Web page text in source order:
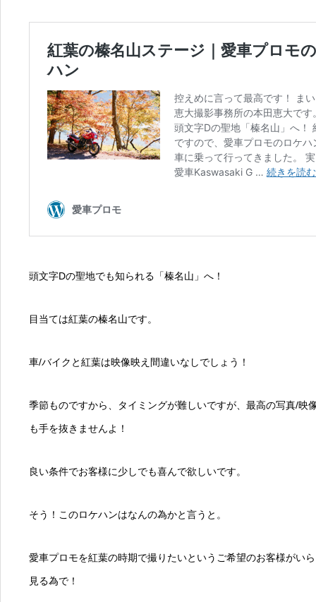
ルの大切さを学びました。 「輝きを永遠に」をテーマに撮影業務を行っております。 【業
務内容】 ・写真/動画撮影 ・写真編集 ・動画制作 ・空撮（ドローン） 【使用
Photoshop ・Lightroom ・Premiere Pro ・AfterEffects ・Capture One
Instagram｜https://www.instagram.com/
https://twitter.com/keita_honda ・Facebook｜https://
facebook page｜https://www.facebook.com/PB66NINJA ・
https://www.youtube.com/channel/
https://www.tiktok.com/@honda_keita_photography ・ブログ
田恵大撮影事務所 ステージ2（YouTubeサブチャンネル）
頭文字Dの聖地でも知られる「榛名山」へ！
目当ては紅葉の榛名山です。
車/バイクと紅葉は映像映え間違いなしでしょう！
季節ものですから、タイミングが難しいですが、最高の写真/映
も手を抜きませんよ！
良い条件でお客様に少しでも喜んで欲しいです。
そう！このロケハンはなんの為かと言うと。
愛車プロモを紅葉の時期で撮りたいというご希望のお客様がい
見る為で！